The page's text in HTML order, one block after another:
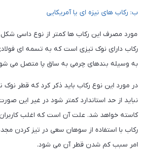
ب: رکاب های نیزه ای یا آمریکایی
مورد مصرف این رکاب ها کمتر از نوع داسی
رکاب دارای نوک تیزی است که به تسمه ای
به وسیله بندهای چرمی به ساق پا متصل می
در مورد این نوع رکاب باید ذکر کرد که قطر
نباید از حد استاندارد کمتر شود در غیر این
کاسته خواهد شد. علت آن است که اغلب
رکاب با استفاده از سوهان سعی در تیز کردن
امر سبب کم شدن قطر آن می شود.